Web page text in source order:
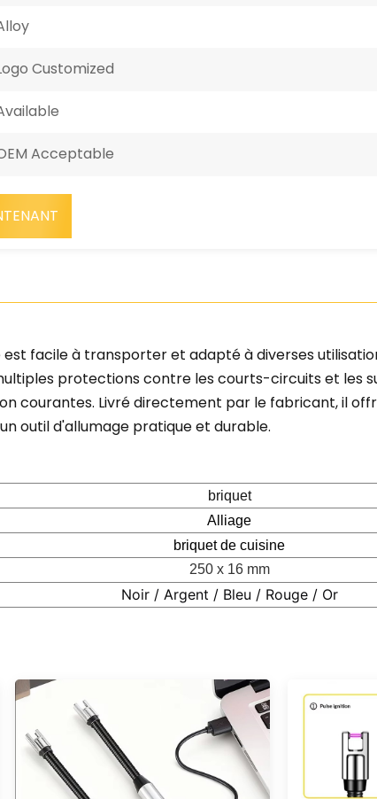
Customized
Acceptable
facile à transporter et adapté à diverses
protections contre les courts-circuits et les
courantes. Livré directement par le fabricant, il
outil d'allumage pratique et durable.
briquet
Alliage
briquet de cuisine
250 x 16 mm
Noir / Argent / Bleu / Rouge / Or